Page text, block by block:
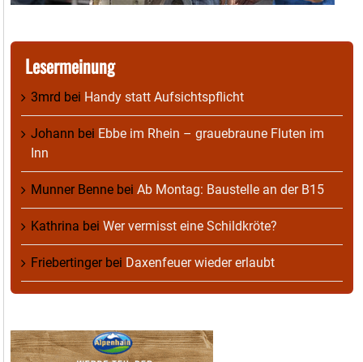
Lesermeinung
3mrd bei Handy statt Aufsichtspflicht
Johann bei Ebbe im Rhein – grauebraune Fluten im
Inn
Munner Benne bei Ab Montag: Baustelle an der B15
Kathrina bei Wer vermisst eine Schildkröte?
Friebertingerbei Daxenfeuer wieder erlaubt